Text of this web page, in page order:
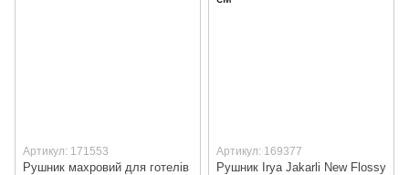
Артикул: 171553
Рушник махровий для готелів
Артикул: 169377
Рушник Irya Jakarli New Flossy